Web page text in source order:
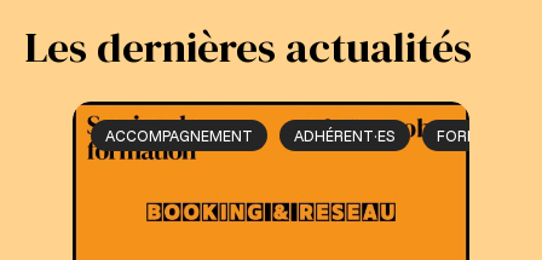
Les dernières actualités
ACCOMPAGNEMENT ADHÉRENT·ES FORMATION